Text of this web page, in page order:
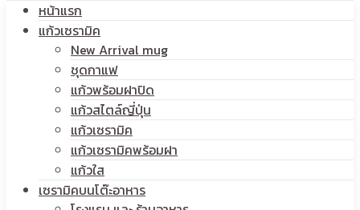
สกรีน
หน้าแรก
แก้วเซรามิค
New Arrival mug
ชุดกาแฟ
แก้วพร้อมฝาปิด
แก้วสไตล์ญี่ปุ่น
แก้วเซรามิค
แก้วเซรามิคพร้อมฝา
แก้วใส
เซรามิคบนโต๊ะอาหาร